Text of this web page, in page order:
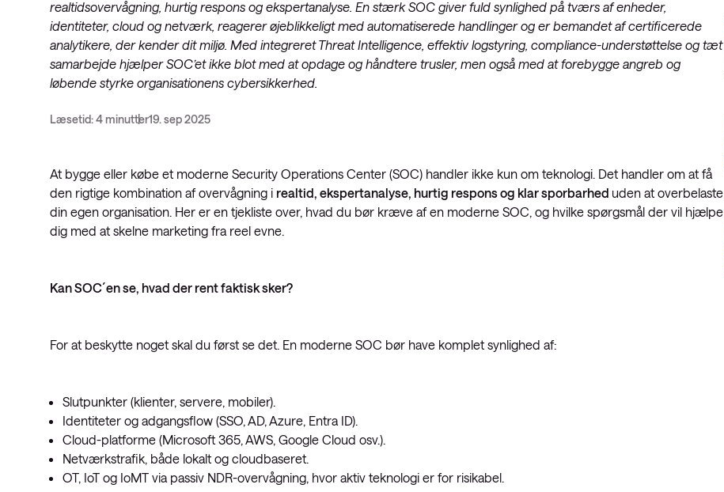
Service Provider-netværk
SD-WAN
Datacenter-netværk: ACI
Public Cloud
realtidsovervågning, hurtig respons og ekspertanalyse. En stærk SOC giver fuld synlighed på tværs af enheder,
identiteter, cloud og netværk, reagerer øjeblikkeligt med automatiserede handlinger og er bemandet af certificerede
analytikere, der kender dit miljø. Med integreret Threat Intelligence, effektiv logstyring, compliance-understøttelse og tæt
samarbejde hjælper SOC’et ikke blot med at opdage og håndtere trusler, men også med at forebygge angreb og
løbende styrke organisationens cybersikkerhed.
Læsetid: 4 minutter19. sep 2025
At bygge eller købe et moderne Security Operations Center (SOC) handler ikke kun om teknologi. Det handler om at få
den rigtige kombination af overvågning i realtid, ekspertanalyse, hurtig respons og klar sporbarhed uden at overbelaste
din egen organisation. Her er en tjekliste over, hvad du bør kræve af en moderne SOC, og hvilke spørgsmål der vil hjælpe
dig med at skelne marketing fra reel evne.
Kan SOC´en se, hvad der rent faktisk sker?
For at beskytte noget skal du først se det. En moderne SOC bør have komplet synlighed af:
Slutpunkter (klienter, servere, mobiler).
Identiteter og adgangsflow (SSO, AD, Azure, Entra ID).
Cloud-platforme (Microsoft 365, AWS, Google Cloud osv.).
Netværkstrafik, både lokalt og cloudbaseret.
OT, IoT og IoMT via passiv NDR-overvågning, hvor aktiv teknologi er for risikabel.